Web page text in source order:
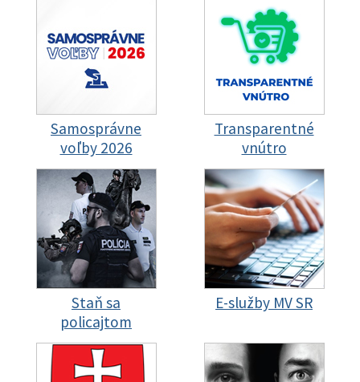
Samosprávne
voľby 2026
Transparentné
vnútro
Staň sa
policajtom
E-služby MV SR